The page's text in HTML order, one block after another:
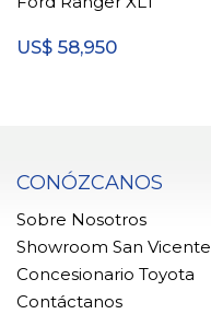
US$ 58,950
CONÓZCANOS
Sobre Nosotros
Showroom San Vicente
Concesionario Toyota
Contáctanos